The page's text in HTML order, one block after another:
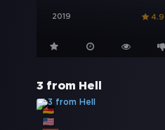
2019 4.9
3 from Hell